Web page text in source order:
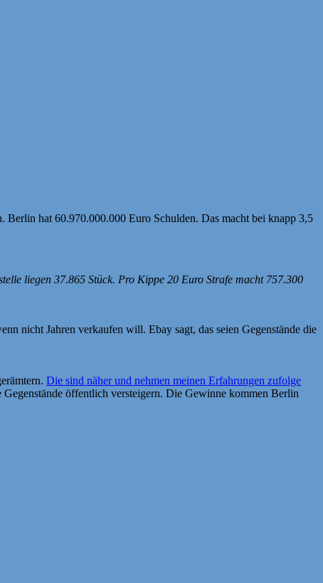
hat 60.970.000.000 Euro Schulden. Das macht bei knapp 3,5
liegen 37.865 Stück. Pro Kippe 20 Euro Strafe macht 757.300
nicht Jahren verkaufen will. Ebay sagt, das seien Gegenstände die
Die sind näher und nehmen meinen Erfahrungen zufolge
öffentlich versteigern. Die Gewinne kommen Berlin